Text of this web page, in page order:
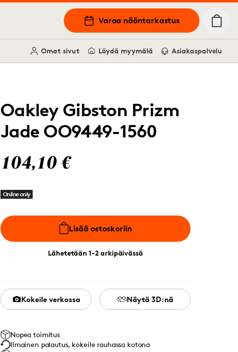
Varaa näöntarkastus
Omat sivut Löydä myymälä Asiakaspalvelu
Oakley Gibston Prizm
Jade OO9449-1560
104,10 €
Online only
Lisää ostoskoriin
Lähetetään 1-2 arkipäivässä
Kokeile verkossa Näytä 3D:nä
Nopea toimitus
Ilmainen palautus, kokeile rauhassa kotona